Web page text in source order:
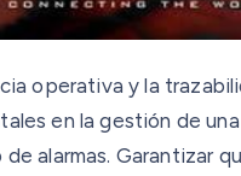
operativa y la
en la gestión de
alarmas. Garantizar